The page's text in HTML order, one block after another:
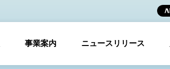
事業案内 ニュースリリース